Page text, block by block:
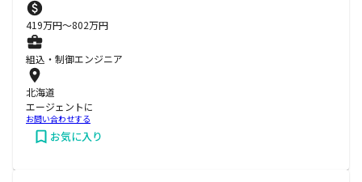
419万円〜802万円
組込・制御エンジニア
北海道
エージェントに
お問い合わせする
お気に入り